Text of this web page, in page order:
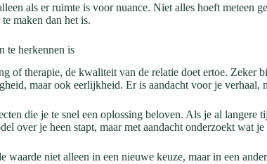
als er ruimte is voor nuance. Niet alles hoeft meteen
maken dan het is.
te herkennen is
of therapie, de kwaliteit van de relatie doet ertoe. Zeker
maar ook eerlijkheid. Er is aandacht voor je verhaal,
die je te snel een oplossing beloven. Als je al
over je heen stapt, maar met aandacht onderzoekt
waarde niet alleen in een nieuwe keuze, maar in een